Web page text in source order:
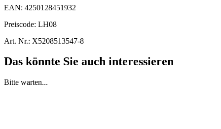
EAN: 4250128451932
Preiscode: LH08
Art. Nr.: X5208513547-8
Das könnte Sie auch interessieren
Bitte warten...